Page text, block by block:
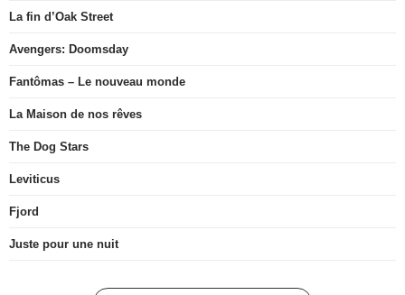
La fin d’Oak Street
Avengers: Doomsday
Fantômas – Le nouveau monde
La Maison de nos rêves
The Dog Stars
Leviticus
Fjord
Juste pour une nuit